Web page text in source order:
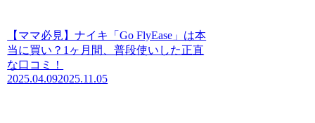
【ママ必見】ナイキ「Go FlyEase」は本
当に買い？1ヶ月間、普段使いした正直
な口コミ！
2025.04.092025.11.05